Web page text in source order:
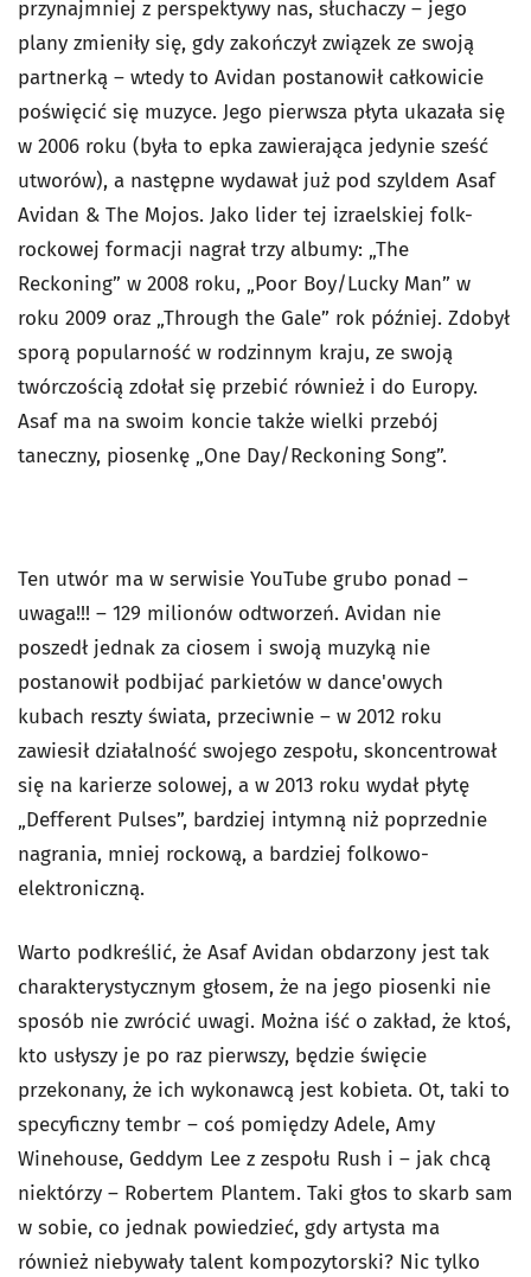
przynajmniej z perspektywy nas, słuchaczy – jego
plany zmieniły się, gdy zakończył związek ze swoją
partnerką – wtedy to Avidan postanowił całkowicie
poświęcić się muzyce. Jego pierwsza płyta ukazała się
w 2006 roku (była to epka zawierająca jedynie sześć
utworów), a następne wydawał już pod szyldem Asaf
Avidan & The Mojos. Jako lider tej izraelskiej folk-
rockowej formacji nagrał trzy albumy: „The
Reckoning” w 2008 roku, „Poor Boy/Lucky Man” w
roku 2009 oraz „Through the Gale” rok później. Zdobył
sporą popularność w rodzinnym kraju, ze swoją
twórczością zdołał się przebić również i do Europy.
Asaf ma na swoim koncie także wielki przebój
taneczny, piosenkę „One Day/Reckoning Song”.
Ten utwór ma w serwisie YouTube grubo ponad –
uwaga!!! – 129 milionów odtworzeń. Avidan nie
poszedł jednak za ciosem i swoją muzyką nie
postanowił podbijać parkietów w dance'owych
kubach reszty świata, przeciwnie – w 2012 roku
zawiesił działalność swojego zespołu, skoncentrował
się na karierze solowej, a w 2013 roku wydał płytę
„Defferent Pulses”, bardziej intymną niż poprzednie
nagrania, mniej rockową, a bardziej folkowo-
elektroniczną.
Warto podkreślić, że Asaf Avidan obdarzony jest tak
charakterystycznym głosem, że na jego piosenki nie
sposób nie zwrócić uwagi. Można iść o zakład, że ktoś,
kto usłyszy je po raz pierwszy, będzie święcie
przekonany, że ich wykonawcą jest kobieta. Ot, taki to
specyficzny tembr – coś pomiędzy Adele, Amy
Winehouse, Geddym Lee z zespołu Rush i – jak chcą
niektórzy – Robertem Plantem. Taki głos to skarb sam
w sobie, co jednak powiedzieć, gdy artysta ma
również niebywały talent kompozytorski? Nic tylko